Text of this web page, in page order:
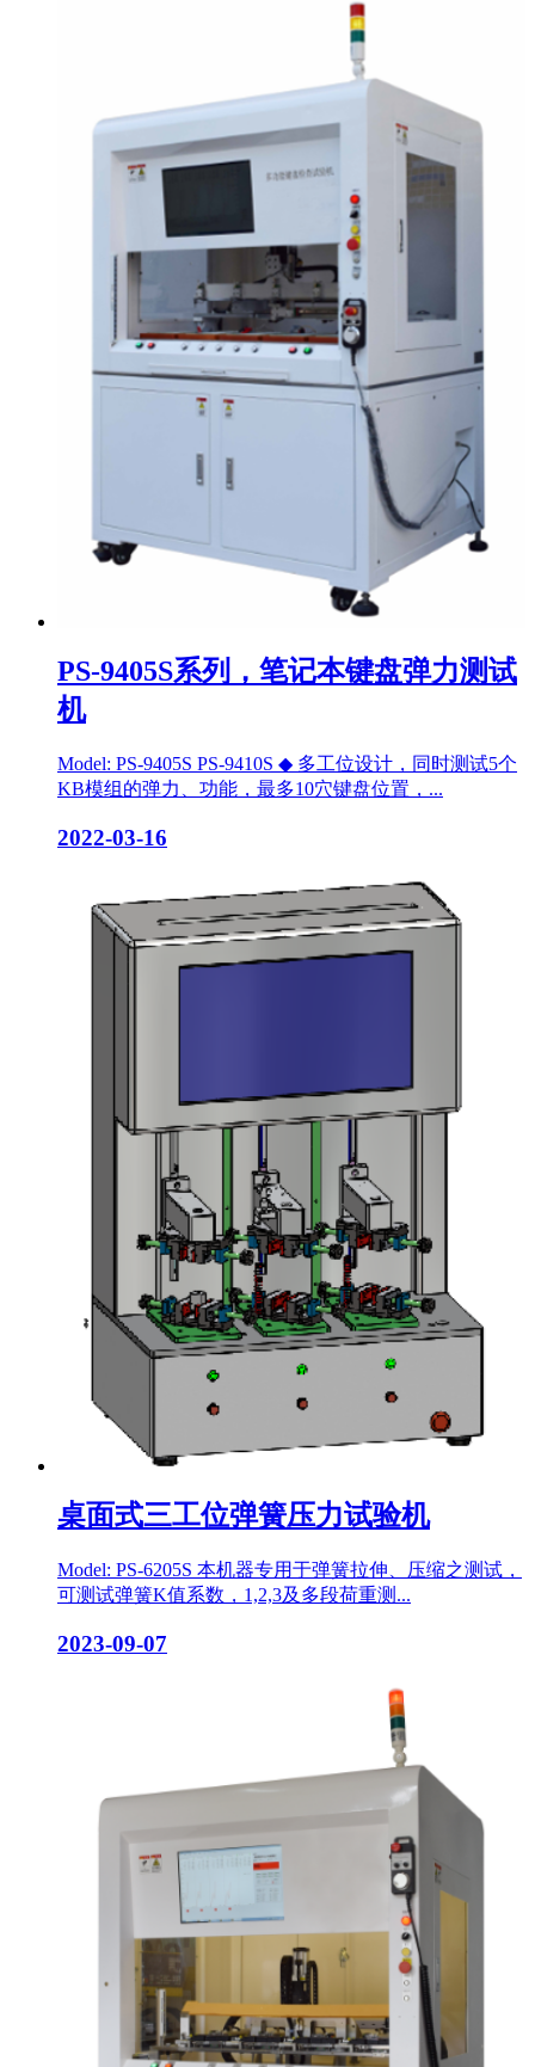
PS-9405S系列，笔记本键盘弹力测试
机
Model: PS-9405S PS-9410S ◆ 多工位设计，同时测试5个
KB模组的弹力、功能，最多10穴键盘位置，...
2022-03-16
桌面式三工位弹簧压力试验机
Model: PS-6205S 本机器专用于弹簧拉伸、压缩之测试，
可测试弹簧K值系数，1,2,3及多段荷重测...
2023-09-07